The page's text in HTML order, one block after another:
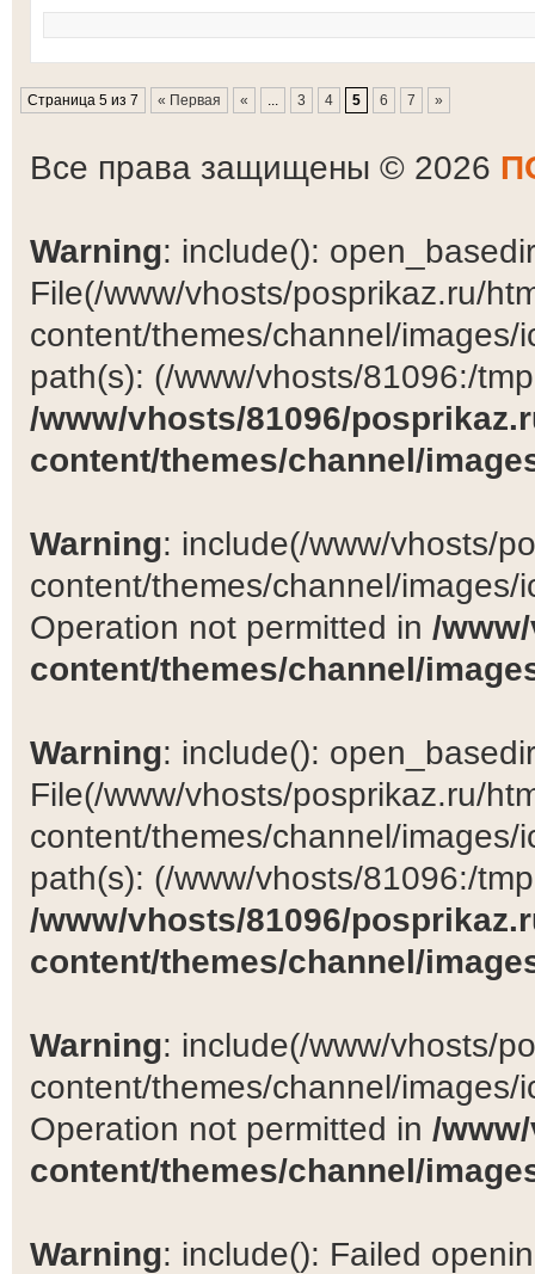
Страница 5 из 7 « Первая « ... 3 4 5 6 7 »
Все права защищены © 2026
Warning: include():
File(/www/vhosts/posprikaz.ru/
content/themes/channel/
path(s): (/www/vhosts/81096:/
/www/vhosts/81096/
content/themes/channel/
Warning: include(/www/vhosts/
content/themes/channel/
Operation not permitted in /
content/themes/channel/
Warning: include():
File(/www/vhosts/posprikaz.ru/
content/themes/channel/
path(s): (/www/vhosts/81096:/
/www/vhosts/81096/
content/themes/channel/
Warning: include(/www/vhosts/
content/themes/channel/
Operation not permitted in /
content/themes/channel/
Warning: include(): Failed